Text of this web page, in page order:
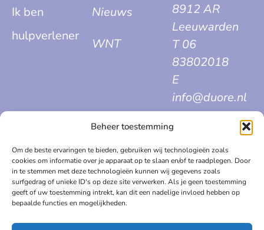
Beheer toestemming
Om de beste ervaringen te bieden, gebruiken wij technologieën zoals
cookies om informatie over je apparaat op te slaan en/of te raadplegen. Door
in te stemmen met deze technologieën kunnen wij gegevens zoals
surfgedrag of unieke ID's op deze site verwerken. Als je geen toestemming
geeft of uw toestemming intrekt, kan dit een nadelige invloed hebben op
bepaalde functies en mogelijkheden.
Ik ben
hulpverlener
Nieuws
WNT
8912 AR
Leeuwarden
T 06
83802018
E
info@duore.nl
Algemene voorwaarden
Privacy statement